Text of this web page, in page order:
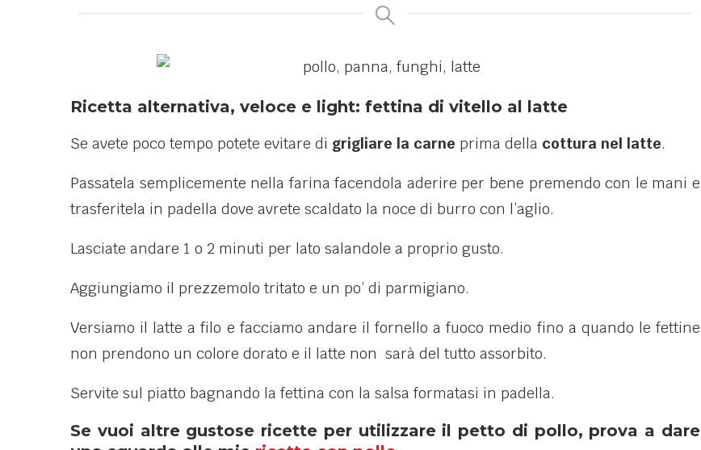
Ricetta alternativa, veloce e light: fettina di vitello al latte
Se avete poco tempo potete evitare di grigliare la carne prima della cottura nel latte.
Passatela semplicemente nella farina facendola aderire per bene premendo con le mani e
trasferitela in padella dove avrete scaldato la noce di burro con l’aglio.
Lasciate andare 1 o 2 minuti per lato salandole a proprio gusto.
Aggiungiamo il prezzemolo tritato e un po’ di parmigiano.
Versiamo il latte a filo e facciamo andare il fornello a fuoco medio fino a quando le fettine
non prendono un colore dorato e il latte non sarà del tutto assorbito.
Servite sul piatto bagnando la fettina con la salsa formatasi in padella.
Se vuoi altre gustose ricette per utilizzare il petto di pollo, prova a dare